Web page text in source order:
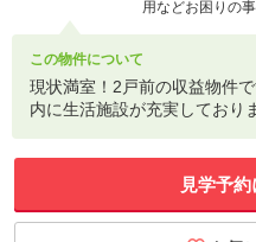
用などお困りの
この物件について
現状満室！2戸前の収益物件
内に生活施設が充実しており
見学予